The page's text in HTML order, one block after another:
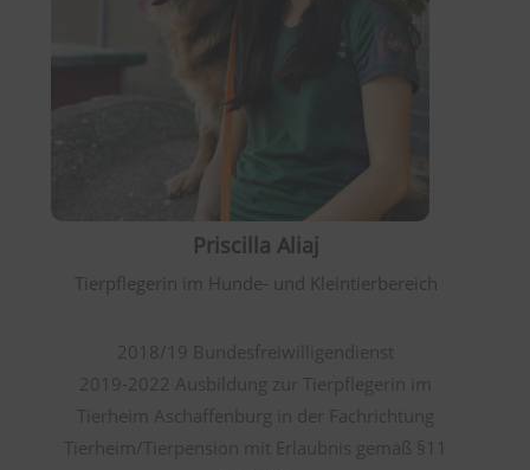
Priscilla Aliaj
Tierpflegerin im Hunde- und Kleintierbereich
2018/19 Bundesfreiwilligendienst
2019-2022 Ausbildung zur Tierpflegerin im
Tierheim Aschaffenburg in der Fachrichtung
Tierheim/Tierpension mit Erlaubnis gemäß §11